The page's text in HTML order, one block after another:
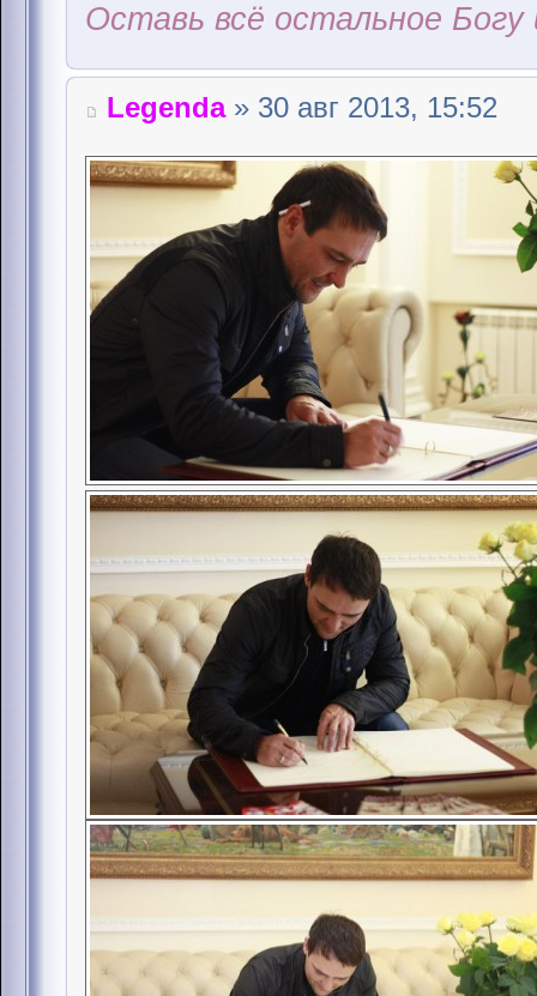
Оставь всё остальное Богу
Legenda» 30 авг 2013, 15:52